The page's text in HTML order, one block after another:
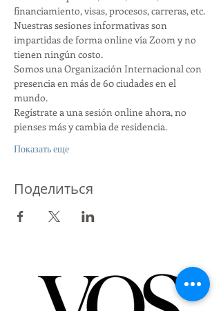
financiamiento, visas, procesos, carreras, etc.
Nuestras sesiones informativas son
impartidas de forma online vía Zoom y no
tienen ningún costo.
Somos una Organización Internacional con
presencia en más de 60 ciudades en el
mundo.
Regístrate a una sesión online ahora, no
pienses más y cambia de residencia.
Показать еще
Поделиться